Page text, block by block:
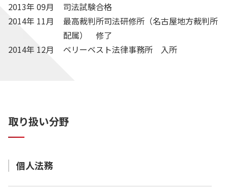
2013年 09月
司法試験合格
2014年 11月
最高裁判所司法研修所（名古屋地方裁判所
配属） 修了
2014年 12月
ベリーベスト法律事務所 入所
取り扱い分野
個人法務